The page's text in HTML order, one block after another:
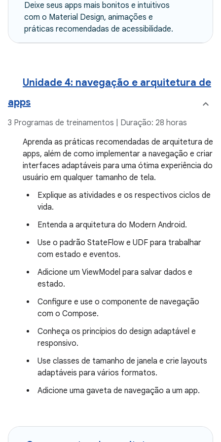
Deixe seus apps mais bonitos e intuitivos
com o Material Design, animações e
práticas recomendadas de acessibilidade.
Unidade 4: navegação e arquitetura de
apps
3 Programas de treinamentos | Duração: 28 horas
Aprenda as práticas recomendadas de arquitetura de
apps, além de como implementar a navegação e criar
interfaces adaptáveis para uma ótima experiência do
usuário em qualquer tamanho de tela.
Explique as atividades e os respectivos ciclos de
vida.
Entenda a arquitetura do Modern Android.
Use o padrão StateFlow e UDF para trabalhar
com estado e eventos.
Adicione um ViewModel para salvar dados e
estado.
Configure e use o componente de navegação
com o Compose.
Conheça os princípios do design adaptável e
responsivo.
Use classes de tamanho de janela e crie layouts
adaptáveis para vários formatos.
Adicione uma gaveta de navegação a um app.